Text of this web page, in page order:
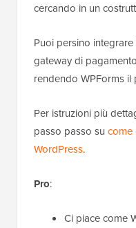
cercando in un
Puoi persino
gateway di
rendendo WPForms
Per istruzioni più
passo passo su come
WordPress.
Pro:
Ci piace come